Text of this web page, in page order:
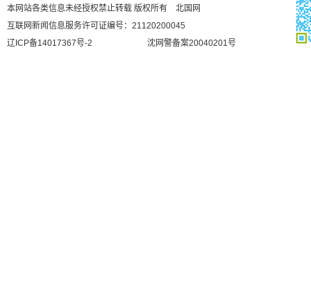
本网站各类信息未经授权禁止转载 版权所有 北国网
互联网新闻信息服务许可证编号：21120200045
辽ICP备14017367号-2
沈网警备案20040201号